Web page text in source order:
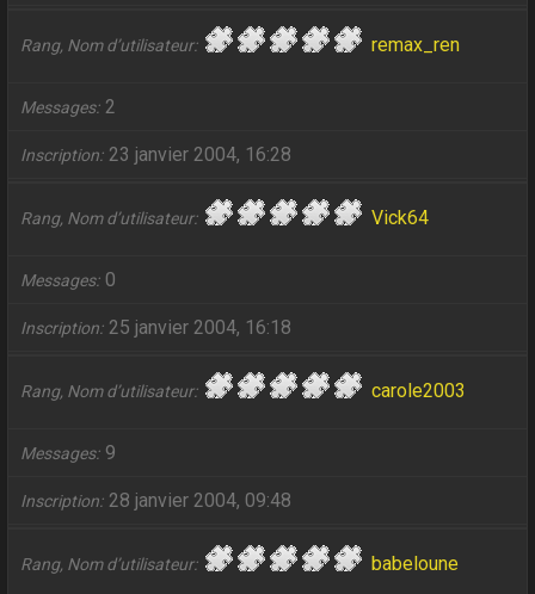
Rang, Nom d’utilisateur remax_ren
Messages 2
Inscription 23 janvier 2004, 16:28
Rang, Nom d’utilisateur Vick64
Messages 0
Inscription 25 janvier 2004, 16:18
Rang, Nom d’utilisateur carole2003
Messages 9
Inscription 28 janvier 2004, 09:48
Rang, Nom d’utilisateur babeloune